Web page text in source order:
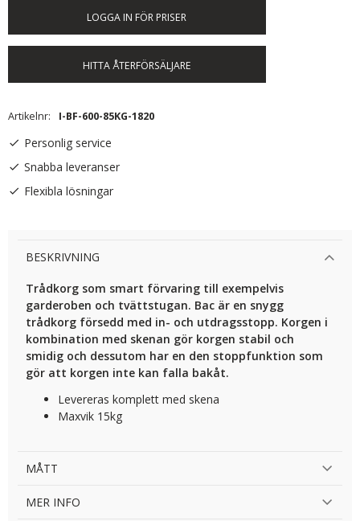
LOGGA IN FÖR PRISER
HITTA ÅTERFÖRSÄLJARE
Artikelnr I-BF-600-85KG-1820
Personlig service
Snabba leveranser
Flexibla lösningar
BESKRIVNING
Trådkorg som smart förvaring till exempelvis
garderoben och tvättstugan. Bac är en snygg
trådkorg försedd med in- och utdragsstopp. Korgen i
kombination med skenan gör korgen stabil och
smidig och dessutom har en den stoppfunktion som
gör att korgen inte kan falla bakåt.
Levereras komplett med skena
Maxvik 15kg
MÅTT
MER INFO